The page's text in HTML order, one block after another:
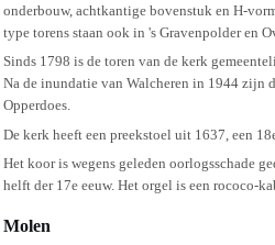
onderbouw, achtkantige bovenstuk en H-
type torens staan ook in 's Gravenpolder en
Sinds 1798 is de toren van de kerk
Na de inundatie van Walcheren in 1944 zijn
Opperdoes.
De kerk heeft een preekstoel uit 1637, een
Het koor is wegens geleden oorlogsschade
helft der 17e eeuw. Het orgel is een rococo-
Molen